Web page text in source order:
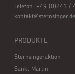
Telefon: +49 (0)241 /
kontakt@sternsinger.de
PRODUKTE
Sternsingeraktion
Sankt Martin